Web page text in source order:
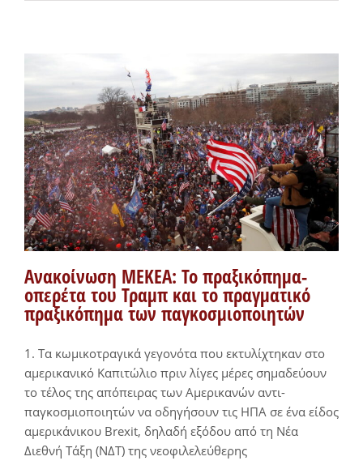
Ανακοίνωση ΜΕΚΕΑ: Το πραξικόπημα-
οπερέτα του Τραμπ και το πραγματικό
πραξικόπημα των παγκοσμιοποιητών
1. Τα κωμικοτραγικά γεγονότα που εκτυλίχτηκαν στο
αμερικανικό Καπιτώλιο πριν λίγες μέρες σημαδεύουν
το τέλος της απόπειρας των Αμερικανών αντι-
παγκοσμιοποιητών να οδηγήσουν τις ΗΠΑ σε ένα είδος
αμερικάνικου Brexit, δηλαδή εξόδου από τη Νέα
Διεθνή Τάξη (ΝΔΤ) της νεοφιλελεύθερης